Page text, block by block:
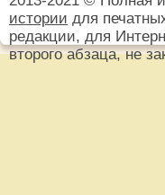
истории для
редакции, для
второго абзаца, не